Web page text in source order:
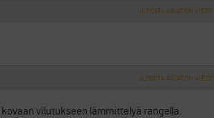
ILMOITA ASIATON VIESTI
ILMOITA ASIATON VIESTI
vilutukseen lämmittelyä rangella.